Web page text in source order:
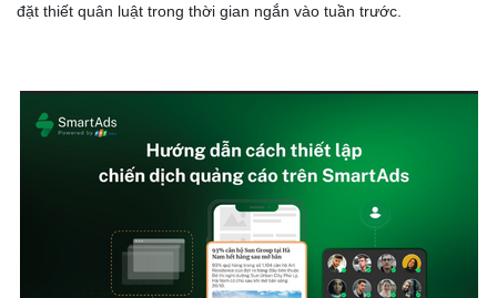
đặt thiết quân luật trong thời gian ngắn vào tuần trước.